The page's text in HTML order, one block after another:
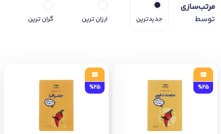
مرتب‌سازی
توسط
جدیدترین ارزان ترین گران ترین
%25
%25